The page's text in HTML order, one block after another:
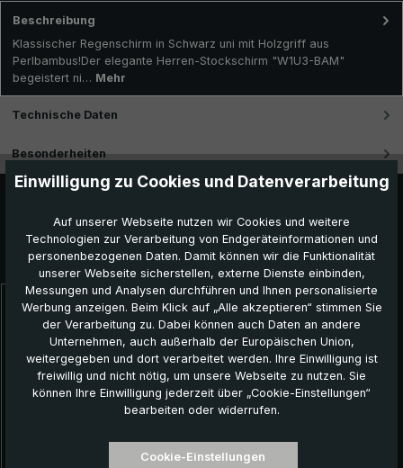
Beschreibung
Klassischer Regenschirm in Schwarz uni mit Holzgriff aus
Perlbambus!Der elegante Herren-Stockschirm "W1U3-BAM"
begeistert ni… Mehr
Technische Daten
Besonderheiten
Produktgalerie überspringen
Das könnte Ihnen auch gefallen:
Einwilligung zu Cookies und Datenverarbeitung
Auf unserer Webseite nutzen wir Cookies und weitere
Technologien zur Verarbeitung von Endgeräteinformationen und
personenbezogenen Daten. Damit können wir die Funktionalität
unserer Webseite sicherstellen, externe Dienste einbinden,
Messungen und Analysen durchführen und Ihnen personalisierte
Werbung anzeigen. Beim Klick auf „Alle akzeptieren“ stimmen Sie
der Verarbeitung zu. Dabei können auch Daten an andere
Unternehmen, auch außerhalb der Europäischen Union,
weitergegeben und dort verarbeitet werden. Ihre Einwilligung ist
freiwillig und nicht nötig, um unsere Webseite zu nutzen. Sie
können Ihre Einwilligung jederzeit über „Cookie-Einstellungen“
bearbeiten oder widerrufen.
Cookie-Einstellungen